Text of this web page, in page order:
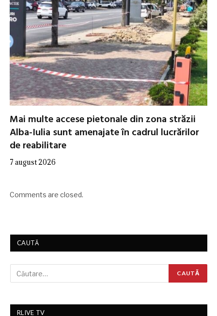
Mai multe accese pietonale din zona străzii
Alba-Iulia sunt amenajate în cadrul lucrărilor
de reabilitare
7 august 2026
Comments are closed.
CAUTĂ
RLIVE TV